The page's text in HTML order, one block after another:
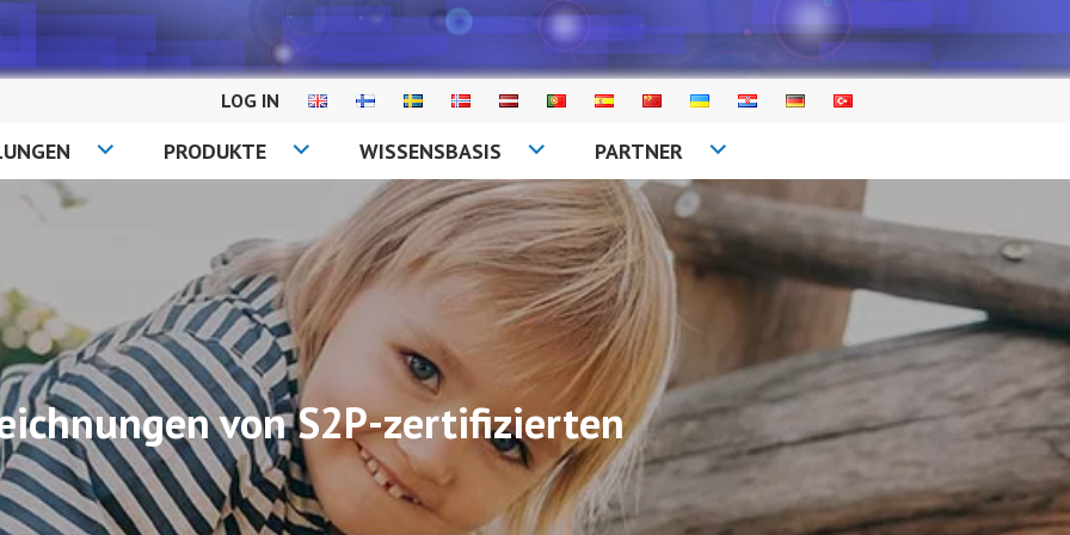
LOG IN
PRODUKTE WISSENSBASIS PARTNER
von S2P-zertifizierten